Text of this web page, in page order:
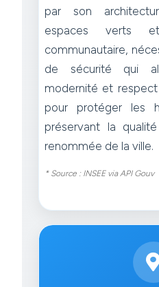
par son
espaces verts
communautaire,
de sécurité qui
modernité et
pour protéger les
préservant la
renommée de la ville.
* Source : INSEE via API Gouv